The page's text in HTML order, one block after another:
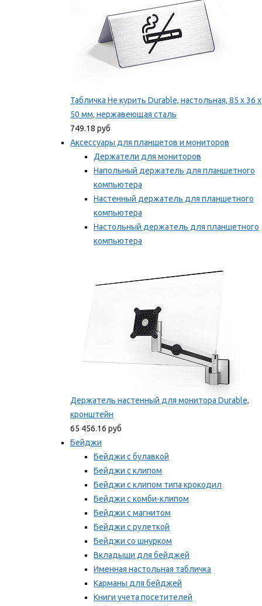
Табличка Не курить Durable, настольная, 85 x 36 x
50 мм, нержавеющая сталь
749.18 руб
Аксессуары для планшетов и мониторов
Держатели для мониторов
Напольный держатель для планшетного
компьютера
Настенный держатель для планшетного
компьютера
Настольный держатель для планшетного
компьютера
Держатель настенный для монитора Durable,
кронштейн
65 456.16 руб
Бейджи
Бейджи с булавкой
Бейджи с клипом
Бейджи с клипом типа крокодил
Бейджи с комби-клипом
Бейджи с магнитом
Бейджи с рулеткой
Бейджи со шнурком
Вкладыши для бейджей
Именная настольная табличка
Карманы для бейджей
Книги учета посетителей